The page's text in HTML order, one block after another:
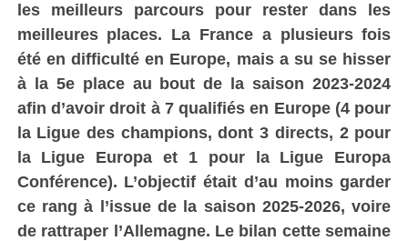
les meilleurs parcours pour rester dans les
meilleures places. La France a plusieurs fois
été en difficulté en Europe, mais a su se hisser
à la 5e place au bout de la saison 2023-2024
afin d’avoir droit à 7 qualifiés en Europe (4 pour
la Ligue des champions, dont 3 directs, 2 pour
la Ligue Europa et 1 pour la Ligue Europa
Conférence). L’objectif était d’au moins garder
ce rang à l’issue de la saison 2025-2026, voire
de rattraper l’Allemagne. Le bilan cette semaine